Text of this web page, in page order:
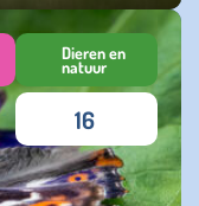
Dieren en
natuur
16